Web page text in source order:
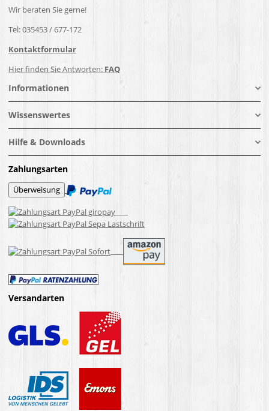
Wir beraten Sie gerne!
Tel: 035453 / 677-172
Kontaktformular
Hier finden Sie Antworten: FAQ
Informationen
Wissenswertes
Hilfe & Downloads
Zahlungsarten
Versandarten